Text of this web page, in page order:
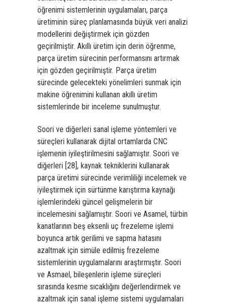
öğrenimi sistemlerinin uygulamaları, parça
üretiminin süreç planlamasında büyük veri analizi
modellerini değiştirmek için gözden
geçirilmiştir. Akıllı üretim için derin öğrenme,
parça üretim sürecinin performansını artırmak
için gözden geçirilmiştir. Parça üretim
sürecinde gelecekteki yönelimleri sunmak için
makine öğrenimini kullanan akıllı üretim
sistemlerinde bir inceleme sunulmuştur.
Soori ve diğerleri sanal işleme yöntemleri ve
süreçleri kullanarak dijital ortamlarda CNC
işlemenin iyileştirilmesini sağlamıştır. Soori ve
diğerleri [28], kaynak tekniklerini kullanarak
parça üretimi sürecinde verimliliği incelemek ve
iyileştirmek için sürtünme karıştırma kaynağı
işlemlerindeki güncel gelişmelerin bir
incelemesini sağlamıştır. Soori ve Asamel, türbin
kanatlarının beş eksenli uç frezeleme işlemi
boyunca artık gerilimi ve sapma hatasını
azaltmak için simüle edilmiş frezeleme
sistemlerinin uygulamalarını araştırmıştır. Soori
ve Asmael, bileşenlerin işleme süreçleri
sırasında kesme sıcaklığını değerlendirmek ve
azaltmak için sanal işleme sistemi uygulamaları